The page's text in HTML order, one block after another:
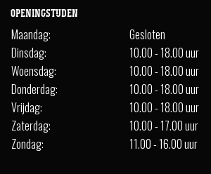
OPENINGSTIJDEN
Maandag:
Gesloten
Dinsdag:
10.00 - 18.00 uur
Woensdag:
10.00 - 18.00 uur
Donderdag:
10.00 - 18.00 uur
Vrijdag:
10.00 - 18.00 uur
Zaterdag:
10.00 - 17.00 uur
Zondag:
11.00 - 16.00 uur